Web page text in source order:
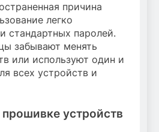
причина
легко
стандартных паролей.
забывают менять
или используют один и
всех устройств и
устройств